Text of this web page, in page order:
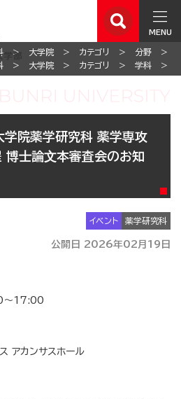
MENU
大学院 カテゴリ 分野
大学院 カテゴリ 学科
学院薬学研究科 薬学専攻
博⼠論⽂本審査会のお知
イベント 薬学研究科
公開日 2026年02月19日
～17:00
アカンサスホール